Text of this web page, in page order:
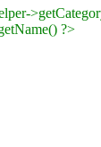
?>